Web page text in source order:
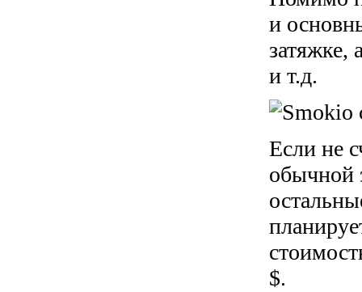
и
затяжке,
и т.д.
Если не
обычной
$.